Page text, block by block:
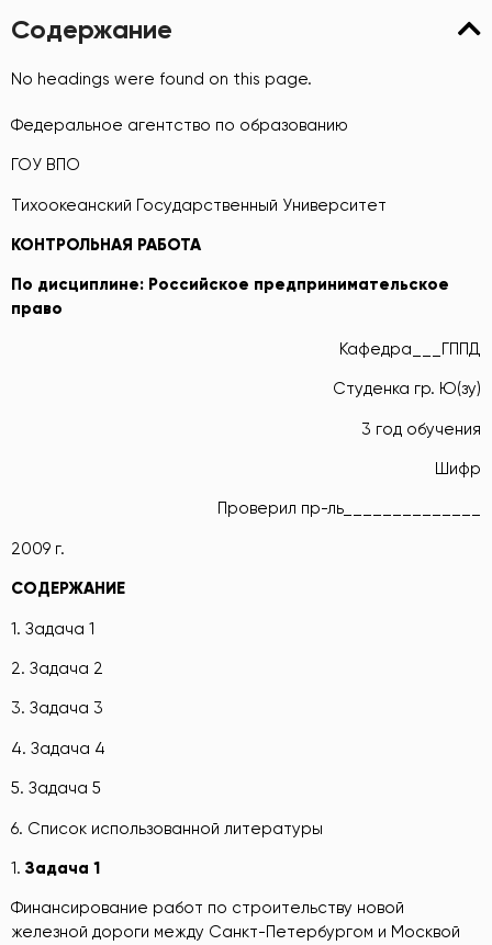
Содержание
No headings were found on this page.
Федеральное агентство по образованию
ГОУ ВПО
Тихоокеанский Государственный Университет
КОНТРОЛЬНАЯ РАБОТА
По дисциплине: Российское предпринимательское
право
Кафедра___ГППД
Студенка гр. Ю(зу)
3 год обучения
Шифр
Проверил пр-ль______________
2009 г.
СОДЕРЖАНИЕ
1. Задача 1
2. Задача 2
3. Задача 3
4. Задача 4
5. Задача 5
6. Список использованной литературы
1. Задача 1
Финансирование работ по строительству новой
железной дороги между Санкт-Петербургом и Москвой